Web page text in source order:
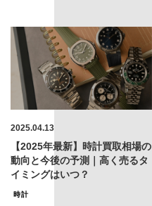
2025.04.13
【2025年最新】時計買取相場の
動向と今後の予測｜高く売るタ
イミングはいつ？
時計